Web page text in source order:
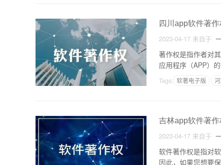
四川app软件著
2023-04-17 来自于
著作权是指作者对
应用程序（APP）
到关注。那么，如
Tags: 软著电子版
吉林app软件著
2023-04-17 来自于
软件著作权是指对
因此，如果您想要